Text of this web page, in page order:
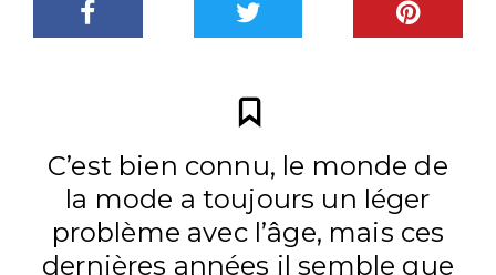
C’est bien connu, le monde de
la mode a toujours un léger
problème avec l’âge, mais ces
dernières années il semble que